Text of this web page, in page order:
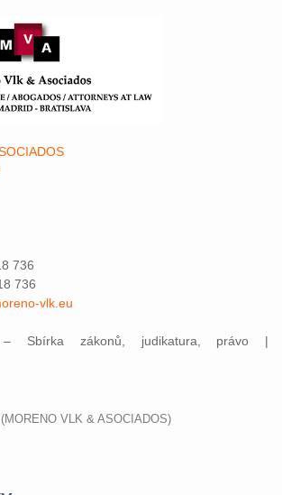
736
736
vlk.eu
– Sbírka zákonů, judikatura, právo |
VLK & ASOCIADOS)